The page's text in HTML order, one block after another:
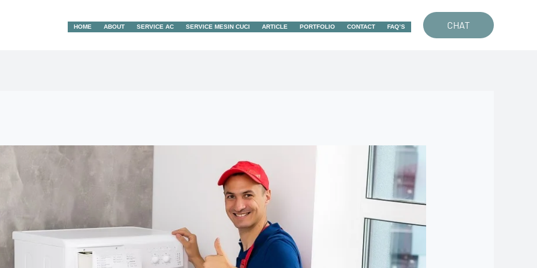
HOME ABOUT SERVICE AC SERVICE MESIN CUCI ARTICLE PORTFOLIO CONTACT FAQ’S CHAT